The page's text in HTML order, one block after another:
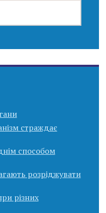
страждає
способом
розріджувати
різних